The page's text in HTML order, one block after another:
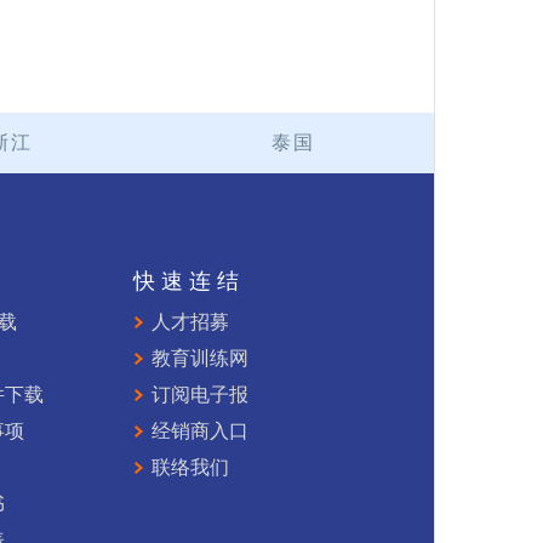
江 泰国
下载
项
快速连结
人才招募
教育训练网
订阅电子报
经销商入口
联络我们